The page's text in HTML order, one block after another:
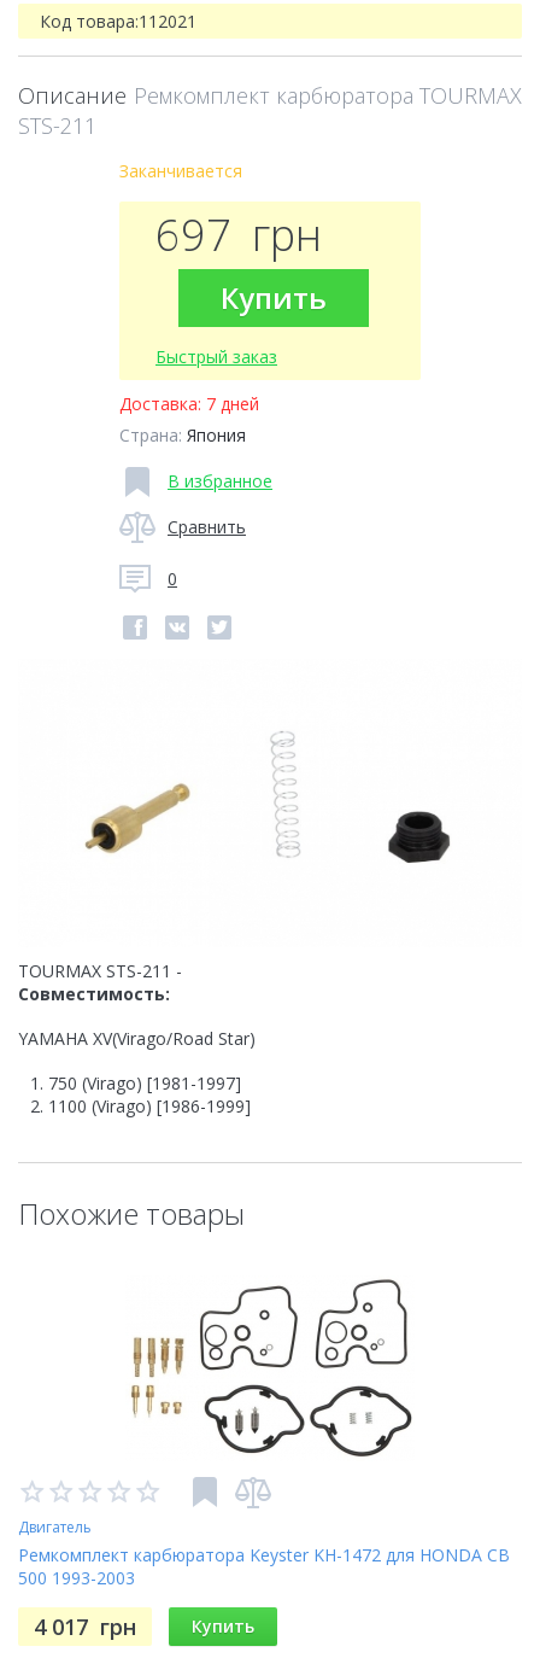
Код товара:112021
Описание Ремкомплект карбюратора TOURMAX
STS-211
Заканчивается
697 грн
Купить
Быстрый заказ
Доставка: 7 дней
Страна: Япония
В избранное
Сравнить
0
TOURMAX STS-211 -
Совместимость:
YAMAHA XV(Virago/Road Star)
750 (Virago) [1981-1997]
1100 (Virago) [1986-1999]
Похожие товары
Двигатель
Ремкомплект карбюратора Keyster KH-1472 для HONDA CB
500 1993-2003
4 017 грн Купить